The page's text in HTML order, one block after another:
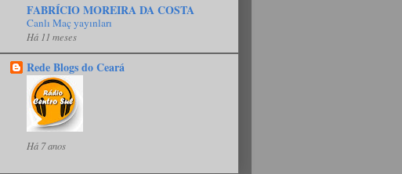
FABRÍCIO MOREIRA DA COSTA
Canlı Maç yayınları
Há 11 meses
Rede Blogs do Ceará
Há 7 anos